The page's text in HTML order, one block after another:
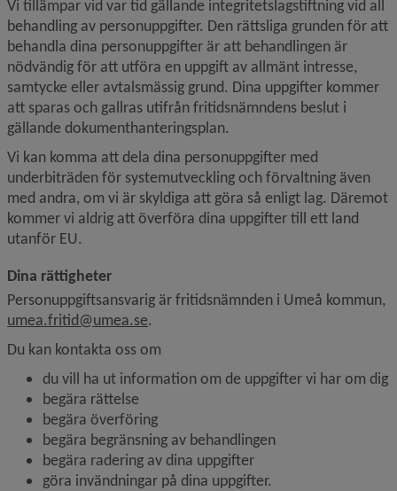
Vi tillämpar vid var tid gällande integritetslagstiftning vid all
behandling av personuppgifter. Den rättsliga grunden för att
behandla dina personuppgifter är att behandlingen är
nödvändig för att utföra en uppgift av allmänt intresse,
samtycke eller avtalsmässig grund. Dina uppgifter kommer
att sparas och gallras utifrån fritidsnämndens beslut i
gällande dokumenthanteringsplan.
Vi kan komma att dela dina personuppgifter med
underbiträden för system­utveckling och förvaltning även
med andra, om vi är skyldiga att göra så enligt lag. Däremot
kommer vi aldrig att överföra dina uppgifter till ett land
utanför EU.
Dina rättigheter
umea.fritid@umea.se.
Du kan kontakta oss om
du vill ha ut information om de uppgifter vi har om dig
begära rättelse
begära överföring
begära begränsning av behandlingen
begära radering av dina uppgifter
göra invändningar på dina uppgifter.